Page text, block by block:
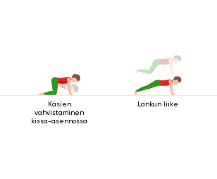
Käsien
vahvistaminen
kissa-asennossa
Lankun liike